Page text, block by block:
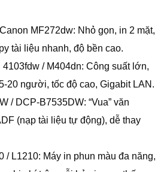
MF272dw: Nhỏ gọn, in 2 mặt,
tài liệu nhanh, độ bền cao.
4103fdw / M404dn: Công suất lớn,
20 người, tốc độ cao, Gigabit LAN.
/ DCP-B7535DW: “Vua” văn
(nạp tài liệu tự động), dễ thay
/ L1210: Máy in phun màu đa năng,